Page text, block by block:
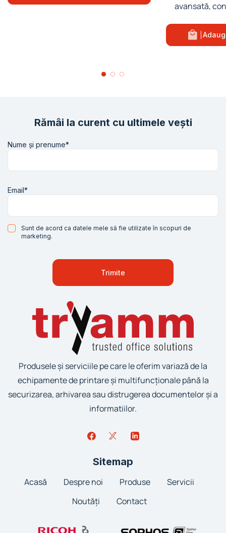
avansată,
Produsele și serviciile pe care le oferim variază de la
echipamente de printare și multifuncționale până la
securizarea, arhivarea sau distrugerea documentelor și a
informatiilor.
Rămâi la curent cu ultimele vești
Nume și prenume*
Email*
Sunt de acord ca datele mele să fie utilizate în scopuri de
marketing.
Sitemap
Acasă Despre noi Produse
Servicii
Noutăți
Contact